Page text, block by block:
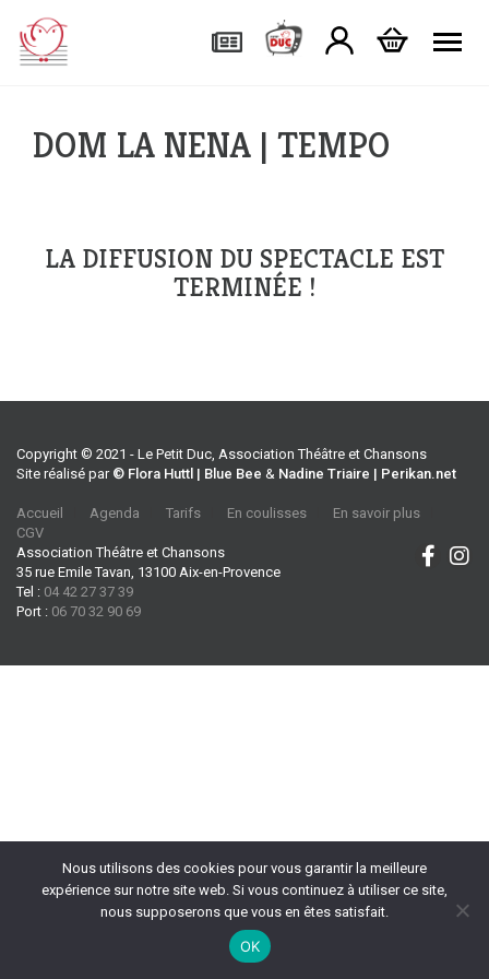
DOM LA NENA | TEMPO
LA DIFFUSION DU SPECTACLE EST
TERMINÉE !
Copyright © 2021 - Le Petit Duc, Association Théâtre et Chansons
Site réalisé par © Flora Huttl | Blue Bee & Nadine Triaire | Perikan.net
Accueil Agenda Tarifs En coulisses
En savoir plus
CGV
Association Théâtre et Chansons
35 rue Emile Tavan, 13100 Aix-en-Provence
Tel : 04 42 27 37 39
Port : 06 70 32 90 69
Nous utilisons des cookies pour vous garantir la meilleure
expérience sur notre site web. Si vous continuez à utiliser ce site,
nous supposerons que vous en êtes satisfait.
OK